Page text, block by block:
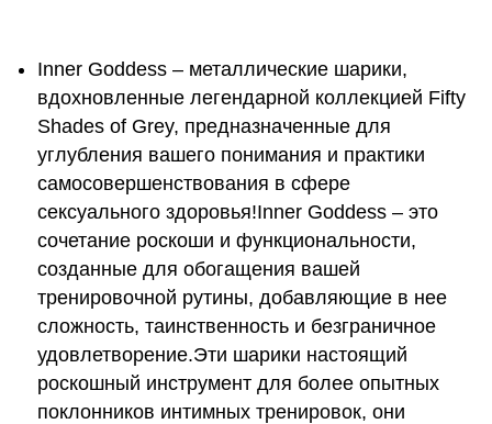
Inner Goddess – металлические шарики,
вдохновленные легендарной коллекцией Fifty
Shades of Grey, предназначенные для
углубления вашего понимания и практики
самосовершенствования в сфере
сексуального здоровья!Inner Goddess – это
сочетание роскоши и функциональности,
созданные для обогащения вашей
тренировочной рутины, добавляющие в нее
сложность, таинственность и безграничное
удовлетворение.Эти шарики настоящий
роскошный инструмент для более опытных
поклонников интимных тренировок, они